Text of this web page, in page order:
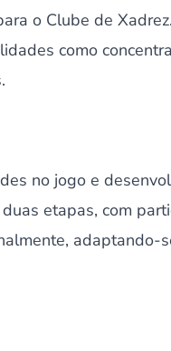
o Clube de
como
no jogo e
etapas, com
adaptando-